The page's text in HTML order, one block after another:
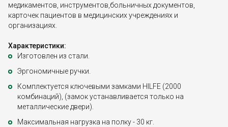
медикаментов, инструментов,больничных документов,
карточек пациентов в медицинских учреждениях и
организациях.
Характеристики:
Изготовлен из стали.
Эргономичные ручки.
Комплектуется ключевыми замками HILFE (2000
комбинаций), (замок устанавливается только на
металлические двери).
Максимальная нагрузка на полку - 30 кг.